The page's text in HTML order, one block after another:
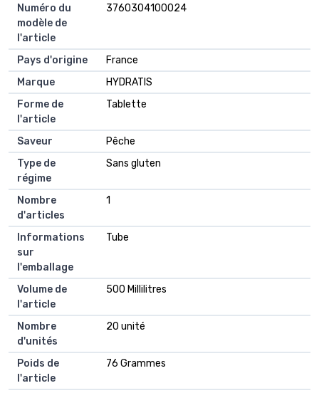
Numéro du
modèle de
l'article
3760304100024
Pays d'origine
France
Marque
HYDRATIS
Forme de
l'article
Tablette
Saveur
Pêche
Type de
régime
Sans gluten
Nombre
d'articles
1
Informations
sur
l'emballage
Tube
Volume de
l'article
500 Millilitres
Nombre
d'unités
20 unité
Poids de
l'article
76 Grammes